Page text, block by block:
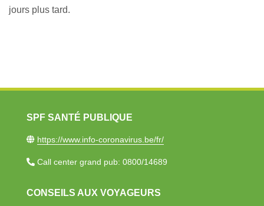
jours plus tard.
SPF SANTÉ PUBLIQUE
https://www.info-coronavirus.be/fr/​
Call center grand pub: 0800/14689​
CONSEILS AUX VOYAGEURS